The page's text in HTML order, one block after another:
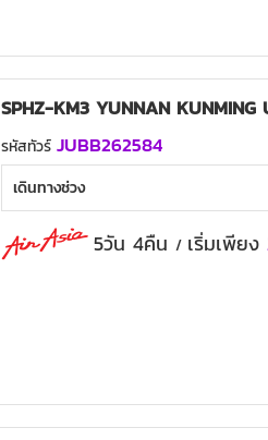
SPHZ-KM3 YUNNAN KUNMING
รหัสทัวร์ JUBB262584
เดินทางช่วง
5วัน 4คืน / เริ่มเพียง